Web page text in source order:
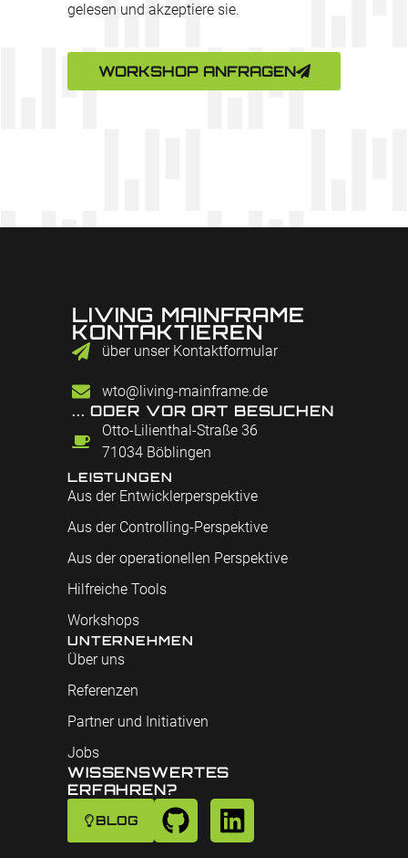
gelesen und akzeptiere sie.
WORKSHOP ANFRAGEN
LIVING MAINFRAME
KONTAKTIEREN
über unser Kontaktformular
wto@living-mainframe.de
... ODER VOR ORT BESUCHEN
Otto-Lilienthal-Straße 36
71034 Böblingen
LEISTUNGEN
Aus der Entwicklerperspektive
Aus der Controlling-Perspektive
Aus der operationellen Perspektive
Hilfreiche Tools
Workshops
UNTERNEHMEN
Über uns
Referenzen
Partner und Initiativen
Jobs
WISSENSWERTES
ERFAHREN?
BLOG